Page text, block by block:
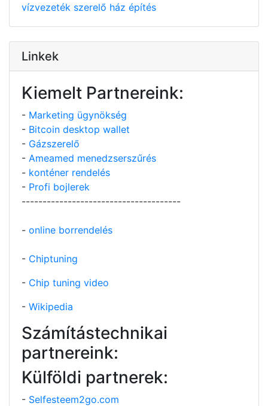
vízvezeték szerelő ház építés
Linkek
Kiemelt Partnereink:
- Marketing ügynökség
- Bitcoin desktop wallet
- Gázszerelő
- Ameamed menedzserszűrés
- konténer rendelés
- Profi bojlerek
--------------------------------------
- online borrendelés
- Chiptuning
- Chip tuning video
- Wikipedia
Számítástechnikai
partnereink:
Külföldi partnerek:
- Selfesteem2go.com